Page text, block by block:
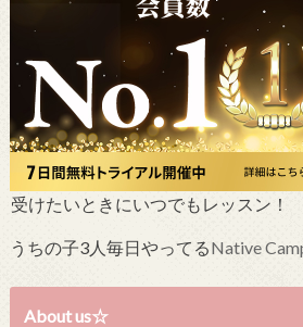
受けたいときにいつでもレッスン！
うちの子3人毎日やってるNative
About us☆